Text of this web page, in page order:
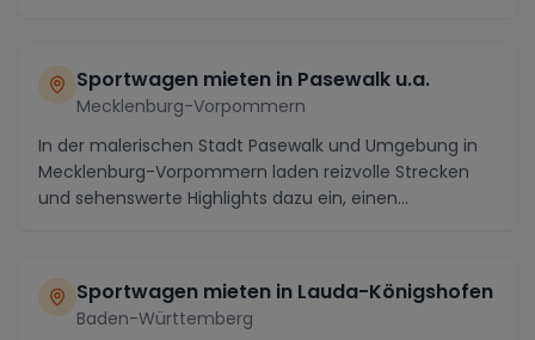
Sportwagen mieten in Pasewalk u.a.
Mecklenburg-Vorpommern
In der malerischen Stadt Pasewalk und Umgebung in
Mecklenburg-Vorpommern laden reizvolle Strecken
und sehenswerte Highlights dazu ein, einen
Sportwagen mieten in Lauda-Königshofen
Baden-Württemberg